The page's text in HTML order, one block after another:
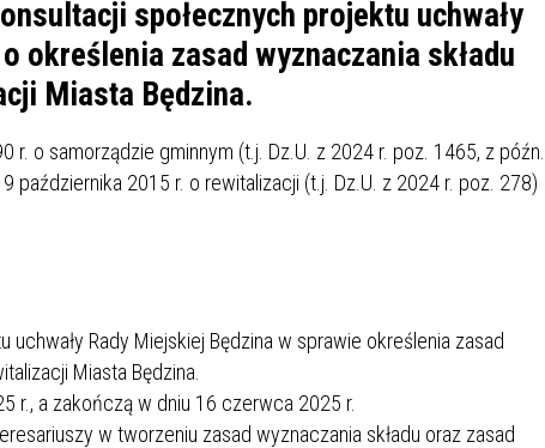
PRACY
PROGRAM WSPARCIA
3+ GÓRĄ!"
MOPS BĘDZIN
DLA WYRÓŻNIAJĄCYCH SIĘ
UCZNIÓW
PLACÓWEK
MŁODOCIANYCH
OŚWIATY
FUNDUSZU OCHRONY
WODNEJ W KATOWICACH
społecznych projektu uchwały
określenia zasad wyznaczania składu
Miasta Będzina.
o samorządzie gminnym (t.j. Dz.U. z 2024 r. poz. 1465, z późn.
października 2015 r. o rewitalizacji (t.j. Dz.U. z 2024 r. poz. 278)
Rady Miejskiej Będzina w sprawie określenia zasad
Miasta Będzina.
r., a zakończą w dniu 16 czerwca 2025 r.
w tworzeniu zasad wyznaczania składu oraz zasad